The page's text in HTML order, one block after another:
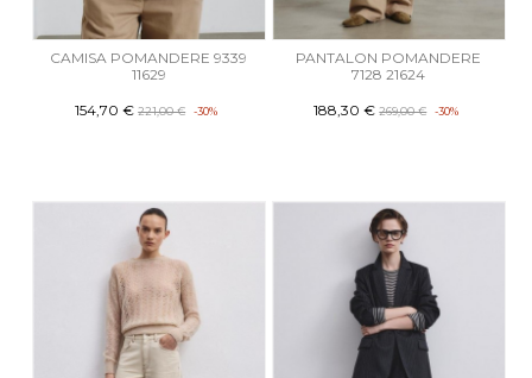
CAMISA POMANDERE 9339
11629
154,70 € 221,00 € -30%
PANTALON POMANDERE
7128 21624
188,30 € 269,00 € -30%